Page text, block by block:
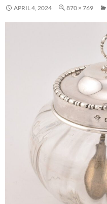
APRIL 4, 2024 870 × 769